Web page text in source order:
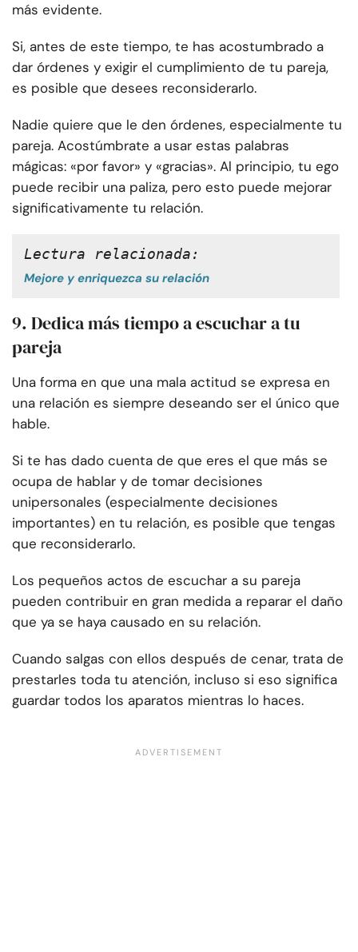
más evidente.
Si, antes de este tiempo, te has acostumbrado a
dar órdenes y exigir el cumplimiento de tu pareja,
es posible que desees reconsiderarlo.
Nadie quiere que le den órdenes, especialmente tu
pareja. Acostúmbrate a usar estas palabras
mágicas: «por favor» y «gracias». Al principio, tu ego
puede recibir una paliza, pero esto puede mejorar
significativamente tu relación.
Lectura relacionada:
Mejore y enriquezca su relación
9. Dedica más tiempo a escuchar a tu
pareja
Una forma en que una mala actitud se expresa en
una relación es siempre deseando ser el único que
hable.
Si te has dado cuenta de que eres el que más se
ocupa de hablar y de tomar decisiones
unipersonales (especialmente decisiones
importantes) en tu relación, es posible que tengas
que reconsiderarlo.
Los pequeños actos de escuchar a su pareja
pueden contribuir en gran medida a reparar el daño
que ya se haya causado en su relación.
Cuando salgas con ellos después de cenar, trata de
prestarles toda tu atención, incluso si eso significa
guardar todos los aparatos mientras lo haces.